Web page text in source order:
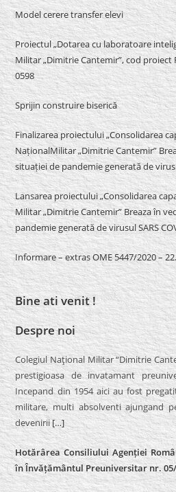
Model cerere transfer elevi
Proiectul „Dotarea cu laboratoare
Militar „Dimitrie Cantemir”, cod proiect
0598
Sprijin construire biserică
Finalizarea proiectului „Consolidarea
NaționalMilitar „Dimitrie Cantemir”
situației de pandemie generată de
Lansarea proiectului „Consolidarea
Militar „Dimitrie Cantemir” Breaza în
pandemie generată de virusul SARS
Informare – extras OME 5447/2020 –
Bine ati venit !
Despre noi
Colegiul Naţional Militar “Dimitrie
prestigioasa de invatamant
Incepand din 1954 aici au fost
militare, multi absolventi ajungand
devenirii[…]
Hotărârea Consiliului Agenției
în Învățământul Preuniversitar nr. 05/